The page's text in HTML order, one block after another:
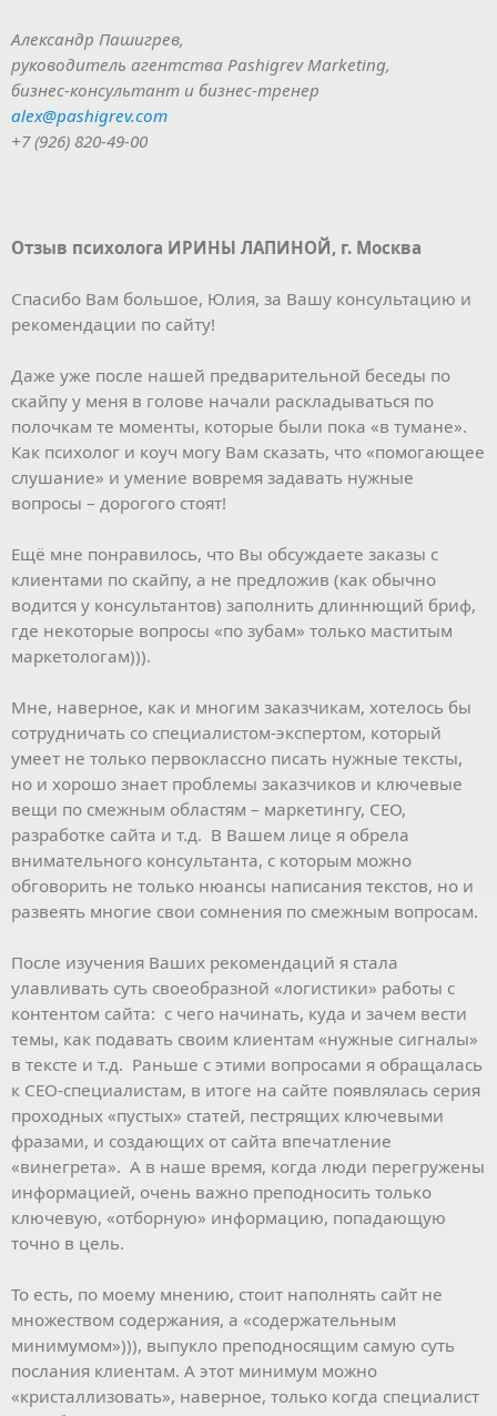
Александр Пашигрев,
руководитель агентства Pashigrev Marketing,
бизнес-консультант и бизнес-тренер
alex@pashigrev.com
+7 (926) 820-49-00
Отзыв психолога ИРИНЫ ЛАПИНОЙ, г. Москва
Спасибо Вам большое, Юлия, за Вашу консультацию и
рекомендации по сайту!
Даже уже после нашей предварительной беседы по
скайпу у меня в голове начали раскладываться по
полочкам те моменты, которые были пока «в тумане».
Как психолог и коуч могу Вам сказать, что «помогающее
слушание» и умение вовремя задавать нужные
вопросы – дорогого стоят!
Ещё мне понравилось, что Вы обсуждаете заказы с
клиентами по скайпу, а не предложив (как обычно
водится у консультантов) заполнить длиннющий бриф,
где некоторые вопросы «по зубам» только маститым
маркетологам))).
Мне, наверное, как и многим заказчикам, хотелось бы
сотрудничать со специалистом-экспертом, который
умеет не только первоклассно писать нужные тексты,
но и хорошо знает проблемы заказчиков и ключевые
вещи по смежным областям – маркетингу, СЕО,
разработке сайта и т.д. В Вашем лице я обрела
внимательного консультанта, с которым можно
обговорить не только нюансы написания текстов, но и
развеять многие свои сомнения по смежным вопросам.
После изучения Ваших рекомендаций я стала
улавливать суть своеобразной «логистики» работы с
контентом сайта: с чего начинать, куда и зачем вести
темы, как подавать своим клиентам «нужные сигналы»
в тексте и т.д. Раньше с этими вопросами я обращалась
к СЕО-специалистам, в итоге на сайте появлялась серия
проходных «пустых» статей, пестрящих ключевыми
фразами, и создающих от сайта впечатление
«винегрета». А в наше время, когда люди перегружены
информацией, очень важно преподносить только
ключевую, «отборную» информацию, попадающую
точно в цель.
То есть, по моему мнению, стоит наполнять сайт не
множеством содержания, а «содержательным
минимумом»))), выпукло преподносящим самую суть
послания клиентам. А этот минимум можно
«кристаллизовать», наверное, только когда специалист